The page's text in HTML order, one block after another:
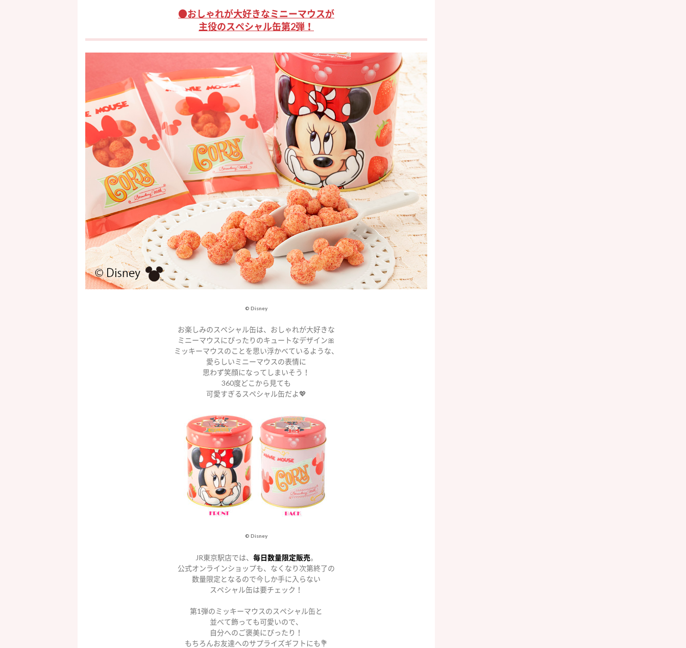
●おしゃれが大好きなミニーマウスが
主役のスペシャル缶第2弾！
© Disney
お楽しみのスペシャル缶は、おしゃれが大好きな
ミニーマウスにぴったりのキュートなデザイン🎀
ミッキーマウスのことを思い浮かべているような、
愛らしいミニーマウスの表情に
思わず笑顔になってしまいそう！
360度どこから見ても
可愛すぎるスペシャル缶だよ💖
© Disney
JR東京駅店では、 毎日数量限定販売。
公式オンラインショップも、なくなり次第終了の
数量限定となるので今しか手に入らない
スペシャル缶は要チェック！
第1弾のミッキーマウスのスペシャル缶と
並べて飾っても可愛いので、
自分へのご褒美にぴったり！
もちろんお友達へのサプライズギフトにも💐